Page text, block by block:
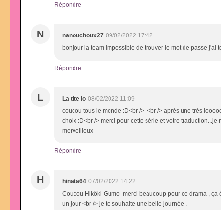
Répondre
N nanouchoux27 09/02/2022 17:42
bonjour la team impossible de trouver le mot de passe j'ai
Répondre
L La tite lo 08/02/2022 11:09
coucou tous le monde :D<br /> <br /> après une très
choix :D<br /> merci pour cette série et votre
merveilleux
Répondre
H hinata64 07/02/2022 14:22
Coucou Hikôki-Gumo merci beaucoup pour ce drama , ça
un jour <br /> je te souhaite une belle journée .